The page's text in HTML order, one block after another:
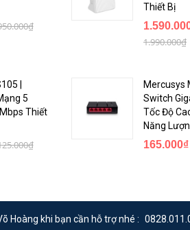
Thiết Bị
1.990.000₫
|
5
Thiết
Mercusys
Switch
Tốc Độ
Năng
165.000₫
Hoàng khi bạn cần hỗ trợ nhé :